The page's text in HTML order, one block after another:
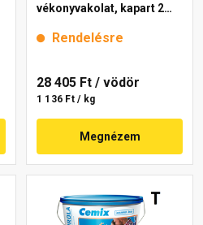
vékonyvakolat, kapart 2
Rendelésre
28 405 Ft / vödör
1 136 Ft / kg
Megnézem